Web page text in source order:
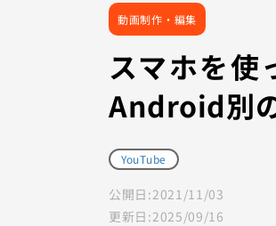
動画制作・編集
スマホを使
Android別
YouTube
公開日:2021/11/03
更新日:2025/09/16